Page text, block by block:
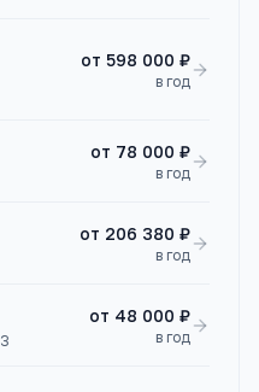
от 598 000 ₽
в год
от 78 000 ₽
в год
от 206 380 ₽
в год
от 48 000 ₽
в год